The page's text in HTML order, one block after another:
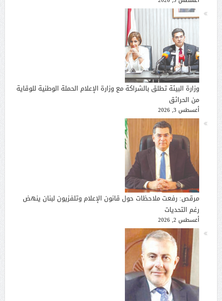
وزارة البيئة تطلق بالشراكة مع وزارة الإعلام الحملة الوطنية للوقاية
من الحرائق
أغسطس 3, 2026
مرقص: رفعت ملاحظات حول قانون الإعلام وتلفزيون لبنان ينهض
رغم التحديات
أغسطس 2, 2026